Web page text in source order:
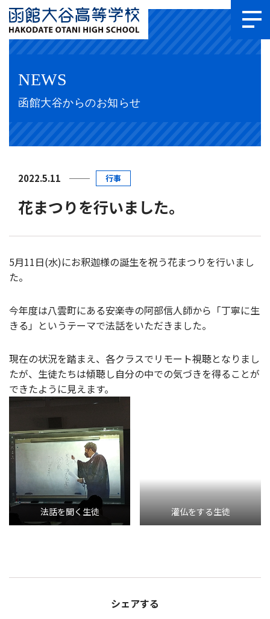
NEWS
函館大谷からのお知らせ
2022.5.11 行事
花まつりを行いました。
5月11日(水)にお釈迦様の誕生を祝う花まつりを行いまし
た。
今年度は八雲町にある安楽寺の阿部信人師から「丁寧に生
きる」というテーマで法話をいただきました。
現在の状況を踏まえ、各クラスでリモート視聴となりまし
たが、生徒たちは傾聴し自分の中での気づきを得ることが
できたように見えます。
法話を聞く生徒 灌仏をする生徒
シェアする